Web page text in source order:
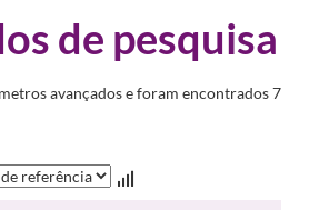
de pesquisa
avançados e foram encontrados 7